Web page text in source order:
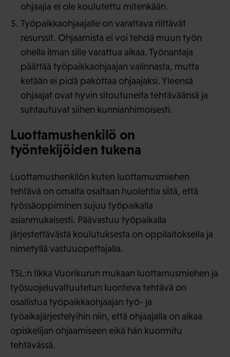
ohjaajia ei ole koulutettu mitenkään.
Työpaikkaohjaajalle on varattava riittävät
resurssit. Ohjaamista ei voi tehdä muun työn
ohella ilman sille varattua aikaa. Työnantaja
päättää työpaikkaohjaajan valinnasta, mutta
ketään ei pidä pakottaa ohjaajaksi. Yleensä
ohjaajat ovat hyvin sitoutuneita tehtäväänsä ja
suhtautuvat siihen kunnianhimoisesti.
Luottamushenkilö on
työntekijöiden tukena
Luottamushenkilön kuten luottamusmiehen
tehtävä on omalta osaltaan huolehtia siitä, että
työssäoppiminen sujuu työpaikalla
asianmukaisesti. Päävastuu työpaikalla
järjestettävästä koulutuksesta on oppilaitoksella ja
nimetyllä vastuuopettajalla.
TSL:n Ilkka Vuorikurun mukaan luottamusmiehen ja
työsuojeluvaltuutetun luonteva tehtävä on
osallistua työpaikkaohjaajan työ- ja
työaikajärjestelyihin niin, että ohjaajalla on aikaa
opiskelijan ohjaamiseen eikä hän kuormitu
tehtävässä.